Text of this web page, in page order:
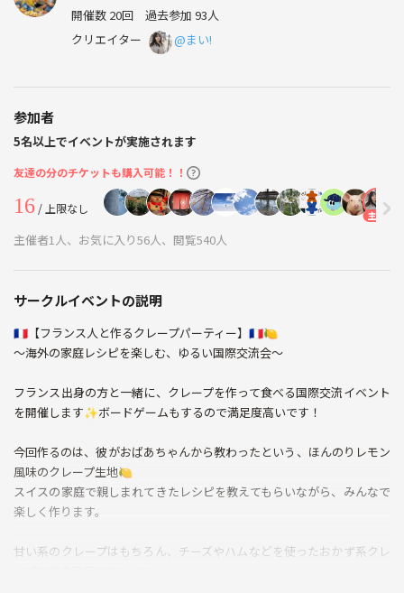
開催数 20回 過去参加 93人
クリエイター
@まい!
参加者
5名以上でイベントが実施されます
友達の分のチケットも購入可能！！
16/ 上限なし 主催
主催者1人、お気に入り56人、閲覧540人
サークルイベントの説明
🇫🇷【フランス人と作るクレープパーティー】🇫🇷🍋
〜海外の家庭レシピを楽しむ、ゆるい国際交流会〜
フランス出身の方と一緒に、クレープを作って食べる国際交流イベント
を開催します✨ボードゲームもするので満足度高いです！
今回作るのは、彼がおばあちゃんから教わったという、ほんのりレモン
風味のクレープ生地🍋
スイスの家庭で親しまれてきたレシピを教えてもらいながら、みんなで
楽しく作ります。
甘い系のクレープはもちろん、チーズやハムなどを使ったおかず系クレ